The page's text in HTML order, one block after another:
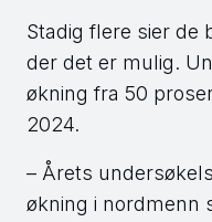
Stadig flere sier de
der det er mulig.
økning fra 50
2024.
– Årets
økning i nordmenn